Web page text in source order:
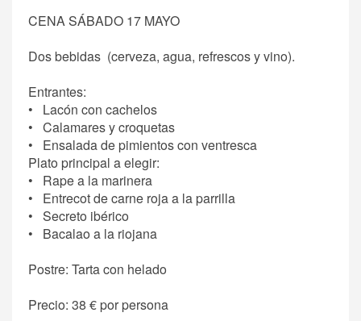
CENA SÁBADO 17 MAYO
Dos bebidas (cerveza, agua, refrescos y vino).
Entrantes:
• Lacón con cachelos
• Calamares y croquetas
• Ensalada de pimientos con ventresca
Plato principal a elegir:
• Rape a la marinera
• Entrecot de carne roja a la parrilla
• Secreto ibérico
• Bacalao a la riojana
Postre: Tarta con helado
Precio: 38 € por persona